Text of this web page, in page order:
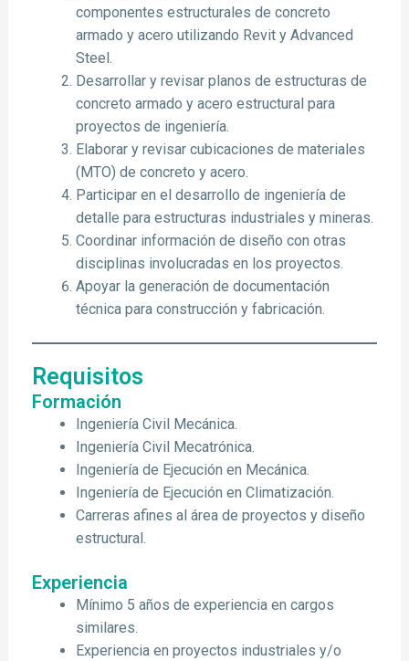
componentes estructurales de concreto
armado y acero utilizando Revit y Advanced
Steel.
Desarrollar y revisar planos de estructuras de
concreto armado y acero estructural para
proyectos de ingeniería.
Elaborar y revisar cubicaciones de materiales
(MTO) de concreto y acero.
Participar en el desarrollo de ingeniería de
detalle para estructuras industriales y mineras.
Coordinar información de diseño con otras
disciplinas involucradas en los proyectos.
Apoyar la generación de documentación
técnica para construcción y fabricación.
Requisitos
Formación
Ingeniería Civil Mecánica.
Ingeniería Civil Mecatrónica.
Ingeniería de Ejecución en Mecánica.
Ingeniería de Ejecución en Climatización.
Carreras afines al área de proyectos y diseño
estructural.
Experiencia
Mínimo 5 años de experiencia en cargos
similares.
Experiencia en proyectos industriales y/o